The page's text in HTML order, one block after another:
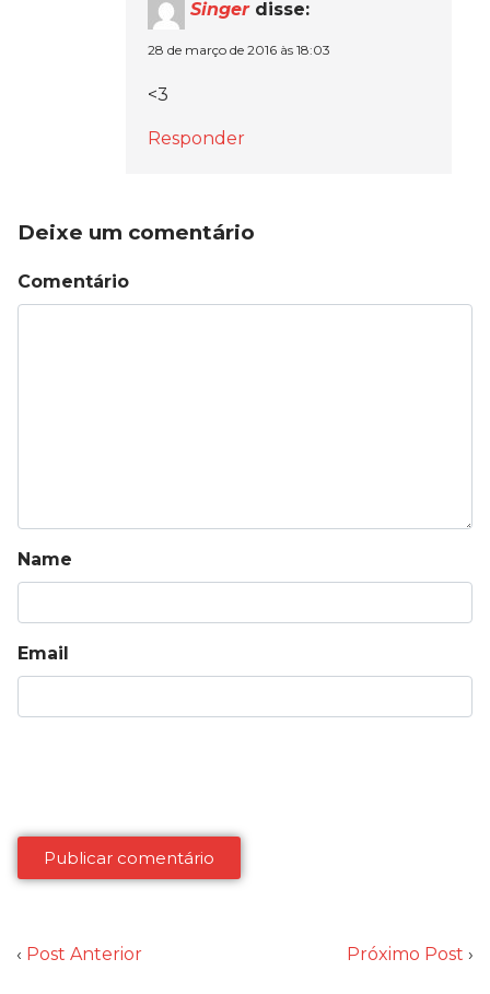
Singer disse:
28 de março de 2016 às 18:03
<3
Responder
Deixe um comentário
Comentário
Name
Email
‹ Post Anterior Próximo Post ›